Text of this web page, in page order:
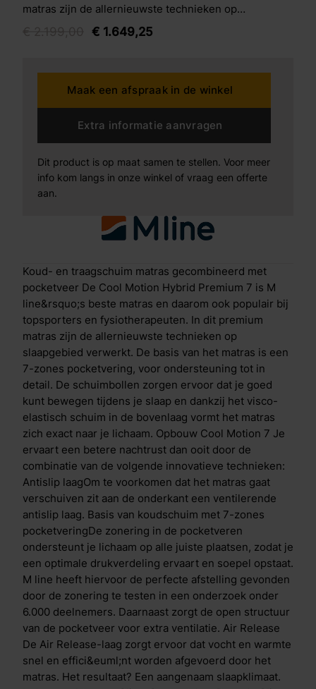
matras zijn de allernieuwste technieken op
slaapgebied verwerkt. De basis van het matras is een
7-zones pocketvering, voor ondersteuning tot in
kunt bewegen tijdens je slaap en dankzij het visco-
elastisch schuim in de bovenlaag vormt het matras
zich exact naar je lichaam. Opbouw Cool Motion 7 Je
ervaart een betere nachtrust dan ooit door de
verschuiven zit aan de onderkant een ventilerende
antislip laag. Basis van koudschuim met 7-zones
ondersteunt je lichaam op alle juiste plaatsen, zodat je
een optimale drukverdeling ervaart en soepel opstaat.
door de zonering te testen in een onderzoek onder
6.000 deelnemers. Daarnaast zorgt de open structuur
van de pocketveer voor extra ventilatie. Air Release
De Air Release-laag zorgt ervoor dat vocht en warmte
snel en effici&euml;nt worden afgevoerd door het
matras. Het resultaat? Een aangenaam slaapklimaat.
Iedere nacht weer. Clima Support-laagDoor de Clima
Support laag geniet je van een optimale ventilatie en
een goede warmteafvoer. Je voelt je 's ochtends
direct fris en compleet uitgerust. In de Clima Support-
laag is ook de Body Adapt techniek gebruikt:
insnijdingen per lichaamszone die de druk van je
lichaam op het matras beter verdelen en
ondersteunen. Dynamic SupportDe ballen in het
matras zorgen voor extra wendbaarheid in bed, je
draait een stuk gemakkelijk. Uit onderzoek blijkt dat
ieder mens per nacht gemiddeld 80 keer van houding
verandert. Dit doen we om onze bloedcirculatie op
peil te houden en soepeler wakker te worden.
Traagschuim toplaagDe traagschuim toplaag
vermindert druk op heup en schouder. Dit visco-
elastisch schuim laat warmte en vocht beter door dan
traditioneel schuim, terwijl je wel profiteert van
dezelfde drukverlagende eigenschappen. De open
structuur van het schuim ervoor dat je makkelijker kan
omdraaien en vermindert druk op uitstekende
€ 1.649,25
Maak een afspraak in de winkel
Extra informatie aanvragen
Dit product is op maat samen te stellen. Voor meer
info kom langs in onze winkel of vraag een offerte
aan.
Koud- en traagschuim matras gecombineerd met
pocketveer De Cool Motion Hybrid Premium 7 is M
line&rsquo;s beste matras en daarom ook populair bij
topsporters en fysiotherapeuten. In dit premium
matras zijn de allernieuwste technieken op
slaapgebied verwerkt. De basis van het matras is een
7-zones pocketvering, voor ondersteuning tot in
detail. De schuimbollen zorgen ervoor dat je goed
kunt bewegen tijdens je slaap en dankzij het visco-
elastisch schuim in de bovenlaag vormt het matras
zich exact naar je lichaam. Opbouw Cool Motion 7 Je
ervaart een betere nachtrust dan ooit door de
combinatie van de volgende innovatieve technieken:
Antislip laagOm te voorkomen dat het matras gaat
verschuiven zit aan de onderkant een ventilerende
antislip laag. Basis van koudschuim met 7-zones
pocketveringDe zonering in de pocketveren
ondersteunt je lichaam op alle juiste plaatsen, zodat je
een optimale drukverdeling ervaart en soepel opstaat.
M line heeft hiervoor de perfecte afstelling gevonden
door de zonering te testen in een onderzoek onder
6.000 deelnemers. Daarnaast zorgt de open structuur
van de pocketveer voor extra ventilatie. Air Release
De Air Release-laag zorgt ervoor dat vocht en warmte
snel en effici&euml;nt worden afgevoerd door het
matras. Het resultaat? Een aangenaam slaapklimaat.